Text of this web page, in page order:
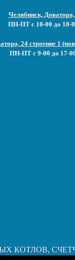
Челябинск,
ПН-ПТ с 10-00 до 18-
24 строение 1
ПН-ПТ с 9-00 до 17-
КОТЛОВ,